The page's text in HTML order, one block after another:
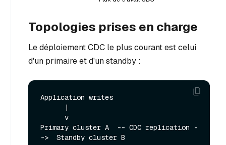
Topologies prises en charge
Le déploiement CDC le plus courant est celui
d'un primaire et d'un standby :
Application writes
Primary cluster A  -- CDC replication -